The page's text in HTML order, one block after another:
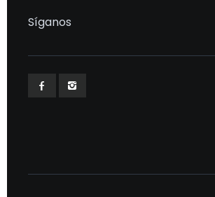
Síganos